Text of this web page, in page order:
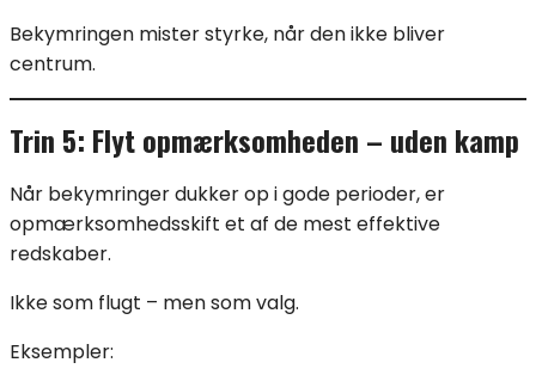
Bekymringen mister styrke, når den ikke bliver
centrum.
Trin 5: Flyt opmærksomheden – uden kamp
Når bekymringer dukker op i gode perioder, er
opmærksomhedsskift et af de mest effektive
redskaber.
Ikke som flugt – men som valg.
Eksempler: